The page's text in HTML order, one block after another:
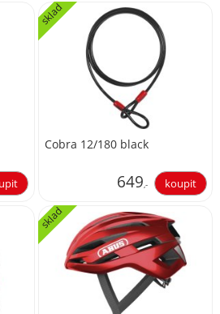
Cobra 12/180 black
sklad
649,-
536,36
sklad